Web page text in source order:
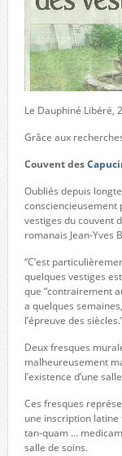
Le Dauphiné Libéré,
Grâce aux
Couvent des
Oubliés depuis
consciencieusement
vestiges du couvent
romanais Jean-Yves
“C’est
quelques vestiges
que “contrairement
a quelques
l’épreuve des
Deux fresques
malheureusement
l’existence d’une
Ces fresques
une inscription
tan-quam …
salle de soins.